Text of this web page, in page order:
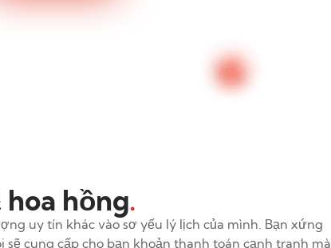
hồng.
uy tín khác vào sơ yếu lý lịch của mình. Bạn xứng
cung cấp cho bạn khoản thanh toán cạnh tranh mà